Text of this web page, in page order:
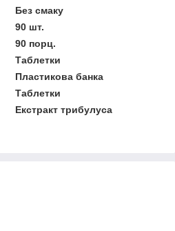
Без смаку
90 шт.
90 порц.
Таблетки
Пластикова банка
Таблетки
Екстракт трибулуса